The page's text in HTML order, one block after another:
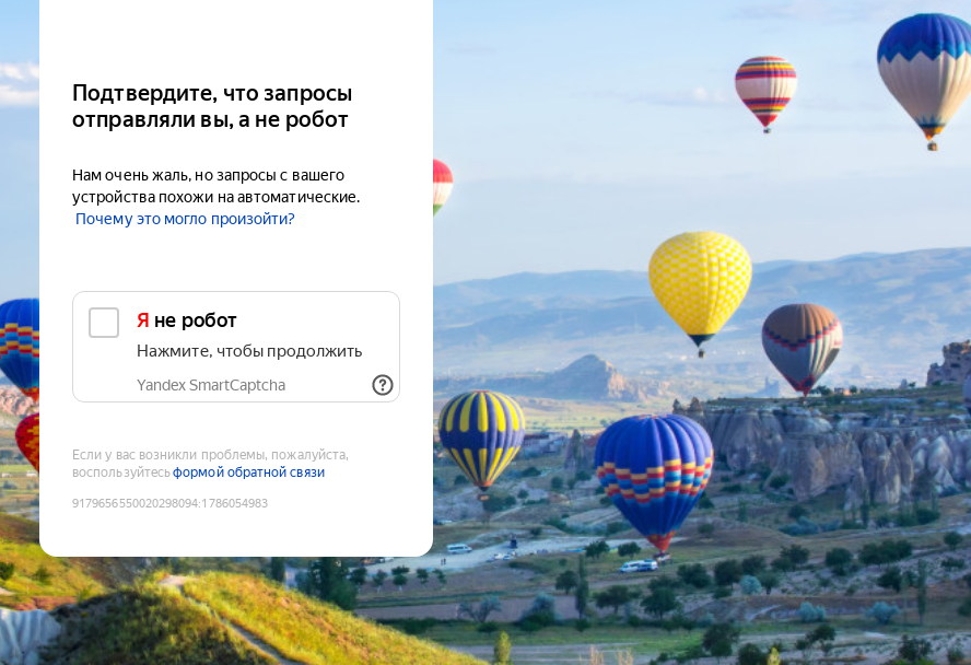
Подтвердите, что запросы
отправляли вы, а не робот
Нам очень жаль, но запросы с вашего
устройства похожи на автоматические.
Почему это могло произойти?
Я не робот
Нажмите, чтобы продолжить
Yandex SmartCaptcha
Если у вас возникли проблемы, пожалуйста,
воспользуйтесьформой обратной связи
9179656550020298094:1786054983